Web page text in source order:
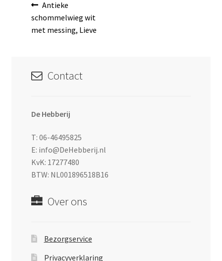
Bericht
navigatie
Vorig
bericht:
Antieke
schommelwieg wit
met messing, Lieve
Contact
De Hebberij
T: 06-46495825
E: info@DeHebberij.nl
KvK: 17277480
BTW: NL001896518B16
Over ons
Bezorgservice
Privacyverklaring